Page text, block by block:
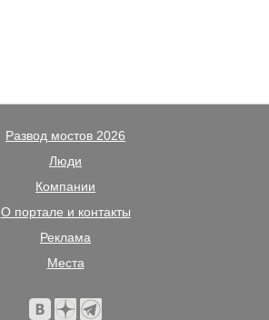
Развод мостов 2026
Люди
Компании
О портале и контакты
Реклама
Места